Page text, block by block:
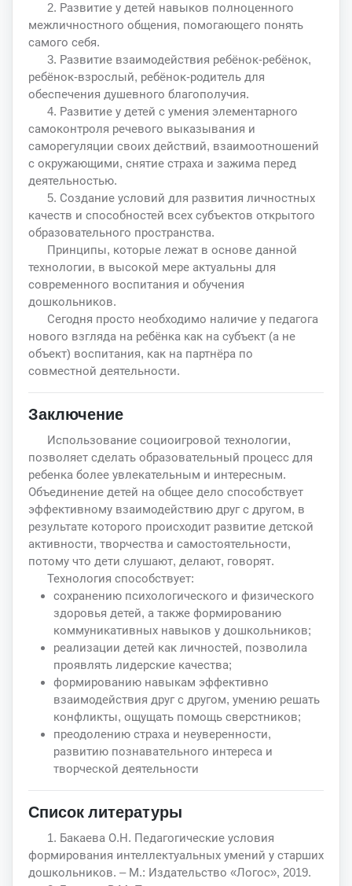
2. Развитие у детей навыков полноценного
межличностного общения, помогающего понять
самого себя.
3. Развитие взаимодействия ребёнок-ребёнок,
ребёнок-взрослый, ребёнок-родитель для
обеспечения душевного благополучия.
4. Развитие у детей с умения элементарного
самоконтроля речевого выказывания и
саморегуляции своих действий, взаимоотношений
с окружающими, снятие страха и зажима перед
деятельностью.
5. Создание условий для развития личностных
качеств и способностей всех субъектов открытого
образовательного пространства.
Принципы, которые лежат в основе данной
технологии, в высокой мере актуальны для
современного воспитания и обучения
дошкольников.
Сегодня просто необходимо наличие у педагога
нового взгляда на ребёнка как на субъект (а не
объект) воспитания, как на партнёра по
совместной деятельности.
Заключение
Использование социоигровой технологии,
позволяет сделать образовательный процесс для
ребенка более увлекательным и интересным.
Объединение детей на общее дело способствует
эффективному взаимодействию друг с другом, в
результате которого происходит развитие детской
активности, творчества и самостоятельности,
потому что дети слушают, делают, говорят.
Технология способствует:
сохранению психологического и физического
здоровья детей, а также формированию
коммуникативных навыков у дошкольников;
реализации детей как личностей, позволила
проявлять лидерские качества;
формированию навыкам эффективно
взаимодействия друг с другом, умению решать
конфликты, ощущать помощь сверстников;
преодолению страха и неуверенности,
развитию познавательного интереса и
творческой деятельности
Список литературы
1. Бакаева О.Н. Педагогические условия
формирования интеллектуальных умений у старших
дошкольников. – М.: Издательство «Логос», 2019.